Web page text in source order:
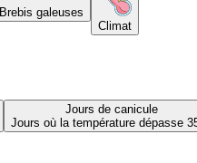
Brebis galeuses
Climat
Jours de canicule
Jours où la température dépasse